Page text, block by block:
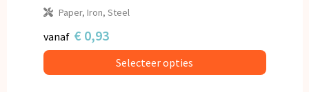
Paper, Iron, Steel
vanaf € 0,93
Selecteer opties